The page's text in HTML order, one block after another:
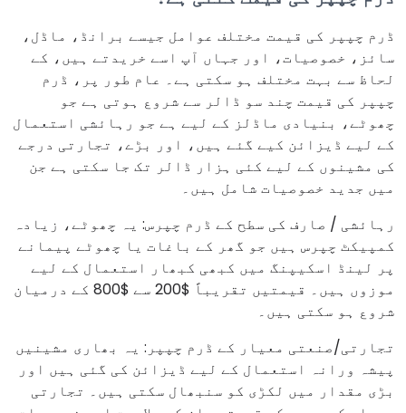
ڈرم چپپر کی قیمت مختلف عوامل جیسے برانڈ، ماڈل،
سائز، خصوصیات، اور جہاں آپ اسے خریدتے ہیں، کے
لحاظ سے بہت مختلف ہو سکتی ہے۔ عام طور پر، ڈرم
چپپر کی قیمت چند سو ڈالر سے شروع ہوتی ہے جو
چھوٹے، بنیادی ماڈلز کے لیے ہے جو رہائشی استعمال
کے لیے ڈیزائن کیے گئے ہیں، اور بڑے، تجارتی درجے
کی مشینوں کے لیے کئی ہزار ڈالر تک جا سکتی ہے جن
میں جدید خصوصیات شامل ہیں۔
رہائشی / صارف کی سطح کے ڈرم چپرس: یہ چھوٹے، زیادہ
کمپیکٹ چپرس ہیں جو گھر کے باغات یا چھوٹے پیمانے
پر لینڈ اسکیپنگ میں کبھی کبھار استعمال کے لیے
موزوں ہیں۔ قیمتیں تقریباً $200 سے $800 کے درمیان
شروع ہو سکتی ہیں۔
تجارتی/صنعتی معیار کے ڈرم چپپر: یہ بھاری مشینیں
پیشہ ورانہ استعمال کے لیے ڈیزائن کی گئی ہیں اور
بڑی مقدار میں لکڑی کو سنبھال سکتی ہیں۔ تجارتی